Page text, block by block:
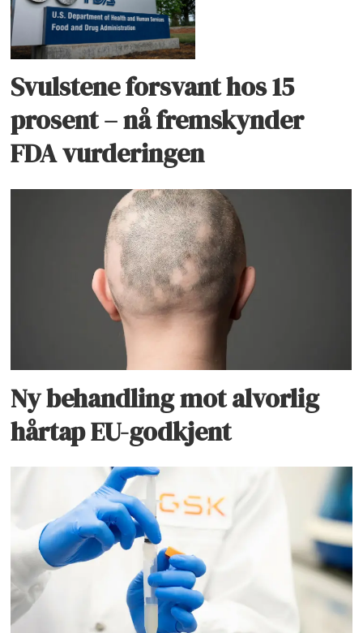
Svulstene forsvant hos 15
prosent – nå fremskynder
FDA vurderingen
Ny behandling mot alvorlig
hårtap EU-godkjent